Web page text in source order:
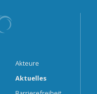
Akteure
Aktuelles